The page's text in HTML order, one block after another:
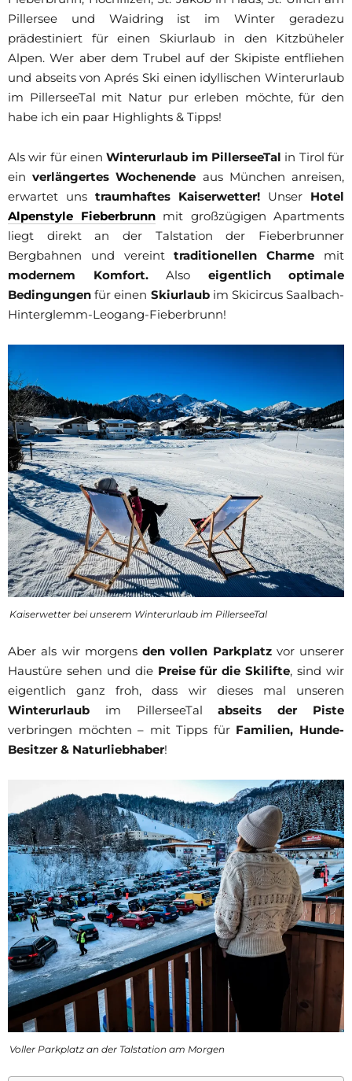
Pillersee und Waidring ist im Winter geradezu
prädestiniert für einen Skiurlaub in den Kitzbüheler
Alpen. Wer aber dem Trubel auf der Skipiste entfliehen
und abseits von Aprés Ski einen idyllischen Winterurlaub
im PillerseeTal mit Natur pur erleben möchte, für den
habe ich ein paar Highlights & Tipps!
Als wir für einenWinterurlaub im PillerseeTal in Tirol für
einverlängertes Wochenende aus München anreisen,
erwartet uns traumhaftes Kaiserwetter! Unser Hotel
Alpenstyle Fieberbrunnmit großzügigen Apartments
liegt direkt an der Talstation der Fieberbrunner
Bergbahnen und vereinttraditionellen Charme mit
modernem Komfort.Also eigentlich optimale
Bedingungen für einen Skiurlaubim Skicircus Saalbach-
Hinterglemm-Leogang-Fieberbrunn!
Kaiserwetter bei unserem Winterurlaub im PillerseeTal
Aber als wir morgens den vollen Parkplatzvor unserer
Haustüre sehen und die Preise für die Skilifte, sind wir
eigentlich ganz froh, dass wir dieses mal unseren
Winterurlaub im PillerseeTalabseits der Piste
verbringen möchten – mit Tipps für Familien, Hunde-
Besitzer & Naturliebhaber!
Voller Parkplatz an der Talstation am Morgen